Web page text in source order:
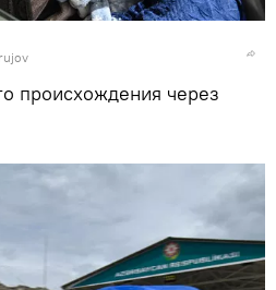
происхождения через